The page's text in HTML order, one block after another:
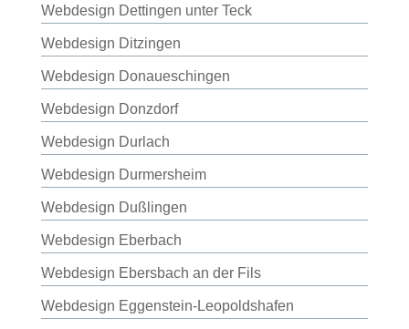
Webdesign Dettingen unter Teck
Webdesign Ditzingen
Webdesign Donaueschingen
Webdesign Donzdorf
Webdesign Durlach
Webdesign Durmersheim
Webdesign Dußlingen
Webdesign Eberbach
Webdesign Ebersbach an der Fils
Webdesign Eggenstein-Leopoldshafen